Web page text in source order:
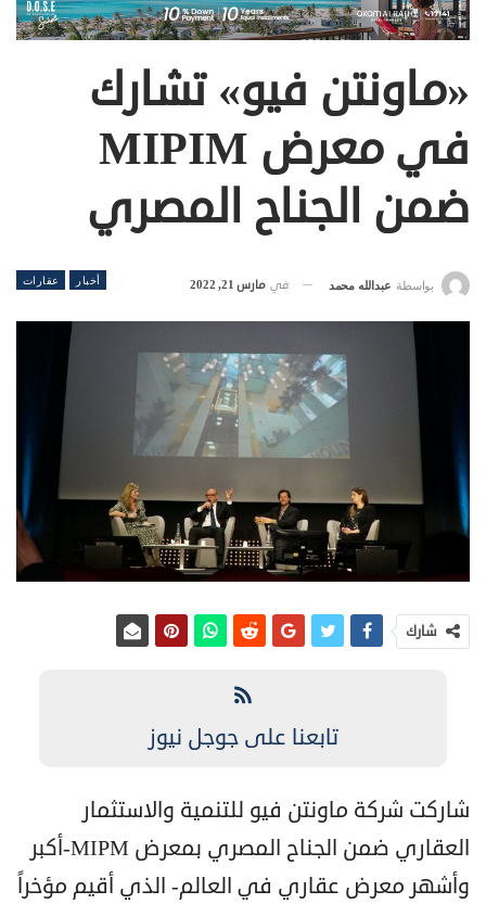
«ماونتن فيو» تشارك
في معرض MIPIM
ضمن الجناح المصري
أخبار عقارات بواسطة عبدالله محمد في مارس 21, 2022
شارك
تابعنا على جوجل نيوز
شاركت شركة ماونتن فيو للتنمية والاستثمار
العقاري ضمن الجناح المصري بمعرض MIPM-أكبر
وأشهر معرض عقاري في العالم- الذي أقيم مؤخراً